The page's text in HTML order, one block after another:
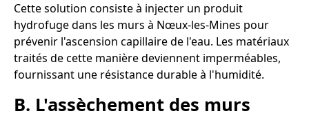
Cette solution consiste à injecter un produit
hydrofuge dans les murs à Nœux-les-Mines pour
prévenir l'ascension capillaire de l'eau. Les matériaux
traités de cette manière deviennent imperméables,
fournissant une résistance durable à l'humidité.
B. L'assèchement des murs